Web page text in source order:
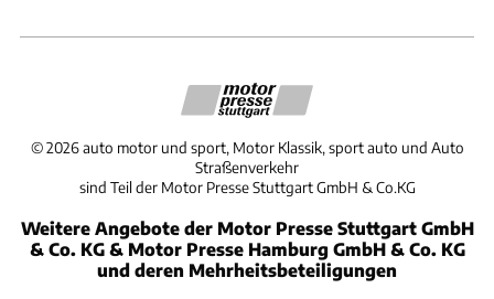
©2026 auto motor und sport, Motor Klassik, sport auto und Auto
Straßenverkehr
sind Teil der Motor Presse Stuttgart GmbH & Co.KG
Weitere Angebote der Motor Presse Stuttgart GmbH
& Co. KG & Motor Presse Hamburg GmbH & Co. KG
und deren Mehrheitsbeteiligungen